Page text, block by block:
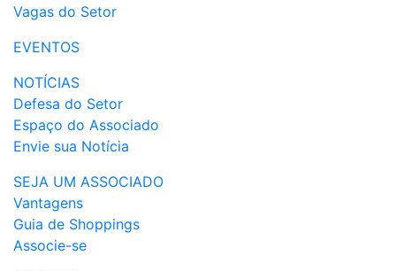
Vagas do Setor
EVENTOS
NOTÍCIAS
Defesa do Setor
Espaço do Associado
Envie sua Notícia
SEJA UM ASSOCIADO
Vantagens
Guia de Shoppings
Associe-se